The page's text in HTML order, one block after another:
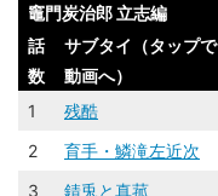
竈門炭治郎 立志編
話
数
サブタイ（タップで
動画へ）
1 残酷
2
育手・鱗滝左近次
3
錆󠄀兎と真菰